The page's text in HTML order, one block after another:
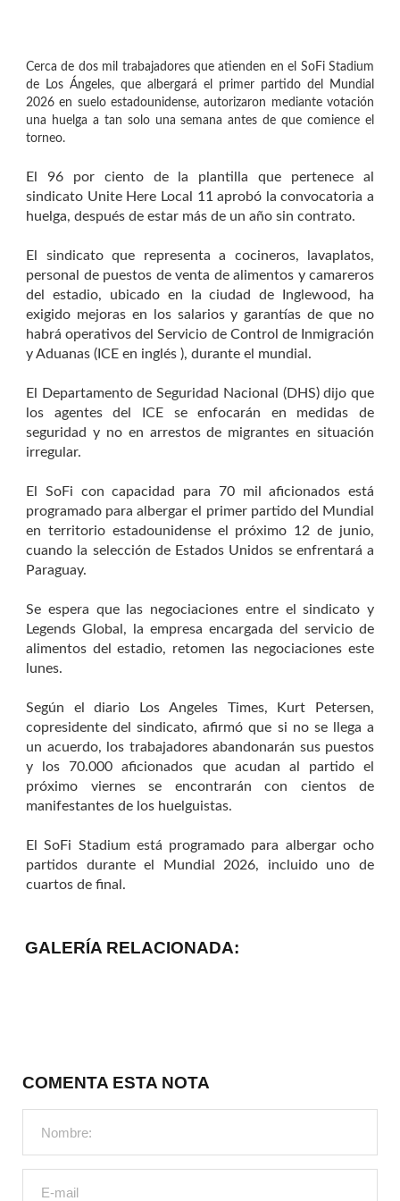
compañía
Cerca de dos mil trabajadores que atienden en el SoFi Stadium
de Los Ángeles, que albergará el primer partido del Mundial
2026 en suelo estadounidense, autorizaron mediante votación
una huelga a tan solo una semana antes de que comience el
torneo.
El 96 por ciento de la plantilla que pertenece al
sindicato Unite Here Local 11 aprobó la convocatoria a
huelga, después de estar más de un año sin contrato.
El sindicato que representa a cocineros, lavaplatos,
personal de puestos de venta de alimentos y camareros
del estadio, ubicado en la ciudad de Inglewood, ha
exigido mejoras en los salarios y garantías de que no
habrá operativos del Servicio de Control de Inmigración
y Aduanas (ICE en inglés ), durante el mundial.
El Departamento de Seguridad Nacional (DHS) dijo que
los agentes del ICE se enfocarán en medidas de
seguridad y no en arrestos de migrantes en situación
irregular.
El SoFi con capacidad para 70 mil aficionados está
programado para albergar el primer partido del Mundial
en territorio estadounidense el próximo 12 de junio,
cuando la selección de Estados Unidos se enfrentará a
Paraguay.
Se espera que las negociaciones entre el sindicato y
Legends Global, la empresa encargada del servicio de
alimentos del estadio, retomen las negociaciones este
lunes.
Según el diario Los Angeles Times, Kurt Petersen,
copresidente del sindicato, afirmó que si no se llega a
un acuerdo, los trabajadores abandonarán sus puestos
y los 70.000 aficionados que acudan al partido el
próximo viernes se encontrarán con cientos de
manifestantes de los huelguistas.
El SoFi Stadium está programado para albergar ocho
partidos durante el Mundial 2026, incluido uno de
cuartos de final.
GALERÍA RELACIONADA:
COMENTA ESTA NOTA